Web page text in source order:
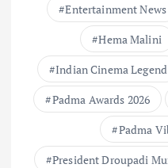
Entertainment News
Hema Malini
Indian Cinema Legend
Padma Awards 2026
Padma
President Droupadi